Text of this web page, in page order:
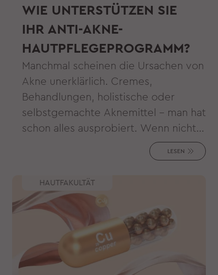
WIE UNTERSTÜTZEN SIE
IHR ANTI-AKNE-
HAUTPFLEGEPROGRAMM?
Manchmal scheinen die Ursachen von
Akne unerklärlich. Cremes,
Behandlungen, holistische oder
selbstgemachte Aknemittel – man hat
schon alles ausprobiert. Wenn nichts
zu helfen scheint, fehlt Ihnen
vielleicht ein wichtiger Schritt in Ihrer
Ursachen für Akne und einige der
schnellsten Lösungen für
problematische Pickel.
LESEN
HAUTFAKULTÄT